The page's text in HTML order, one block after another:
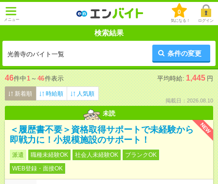
メニュー
0
気になる！ ログイン
検索結果
光善寺のバイト一覧 条件の変更
46件中1 ～ 46件表示 平均時給: 1,445 円
新着順 時給順 人気順
掲載日：2026.08.10
未読
NEW
＜履歴書不要＞資格取得サポートで未経験から
即戦力に！小規模施設のサポート！
派遣 職種未経験OK 社会人未経験OK
ブランクOK
WEB登録・面接OK